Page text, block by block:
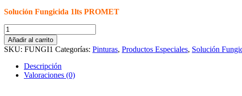
Solución Fungicida 1lts PROMET
Solución
Fungicida
1lts
PROMET
cantidad
Añadir al carrito
SKU: FUNGI1 Categorías: Pinturas, Productos Especiales, Solución
Descripción
Valoraciones (0)